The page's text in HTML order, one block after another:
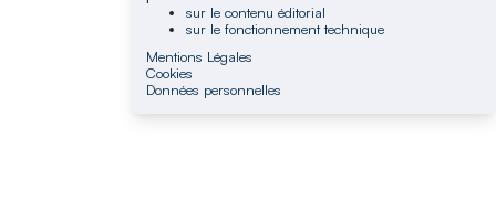
sur le contenu éditorial
sur le fonctionnement technique
Mentions Légales
Cookies
Données personnelles